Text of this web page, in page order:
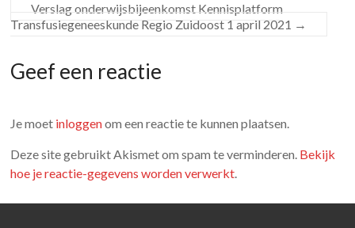
Verslag onderwijsbijeenkomst Kennisplatform
Transfusiegeneeskunde Regio Zuidoost 1 april 2021 →
Geef een reactie
Je moet inloggenom een reactie te kunnen plaatsen.
Deze site gebruikt Akismet om spam te verminderen. Bekijk
hoe je reactie-gegevens worden verwerkt.